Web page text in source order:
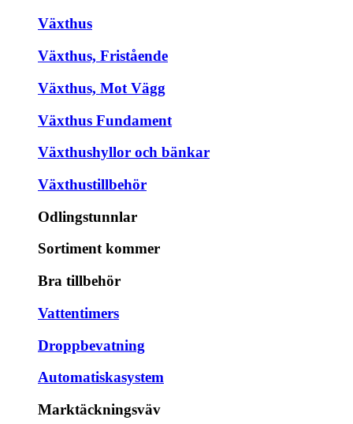
Växthus
Växthus, Fristående
Växthus, Mot Vägg
Växthus Fundament
Växthushyllor och bänkar
Växthustillbehör
Odlingstunnlar
Sortiment kommer
Bra tillbehör
Vattentimers
Droppbevatning
Automatiskasystem
Marktäckningsväv